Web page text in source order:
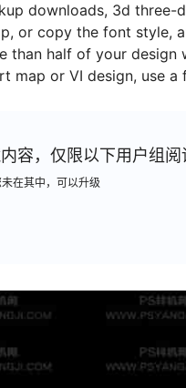
downloads, 3d three-
or copy the font style,
than half of your design
map or VI design, use
容，仅限以下用户组阅
在其中，可以升级